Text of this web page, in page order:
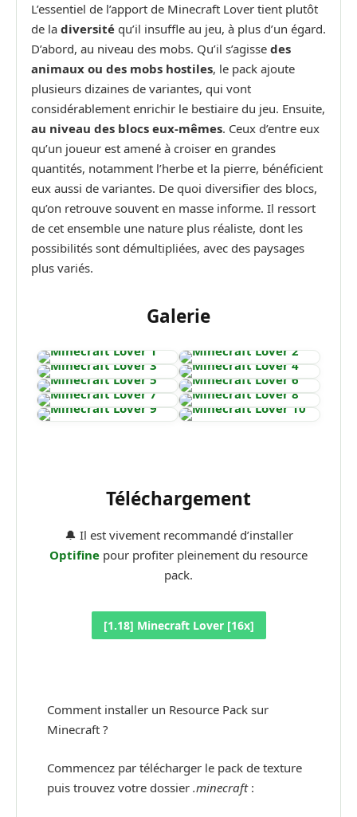
L’essentiel de l’apport de Minecraft Lover tient plutôt
de la diversité qu’il insuffle au jeu, à plus d’un égard.
D’abord, au niveau des mobs. Qu’il s’agisse des
animaux ou des mobs hostiles, le pack ajoute
plusieurs dizaines de variantes, qui vont
considérablement enrichir le bestiaire du jeu. Ensuite,
au niveau des blocs eux-mêmes. Ceux d’entre eux
qu’un joueur est amené à croiser en grandes
quantités, notamment l’herbe et la pierre, bénéficient
eux aussi de variantes. De quoi diversifier des blocs,
qu’on retrouve souvent en masse informe. Il ressort
de cet ensemble une nature plus réaliste, dont les
possibilités sont démultipliées, avec des paysages
plus variés.
Galerie
Téléchargement
🔔 Il est vivement recommandé d’installer
Optifine pour profiter pleinement du resource
pack.
[1.18] Minecraft Lover [16x]
Comment installer un Resource Pack sur
Minecraft ?
Commencez par télécharger le pack de texture
puis trouvez votre dossier .minecraft: